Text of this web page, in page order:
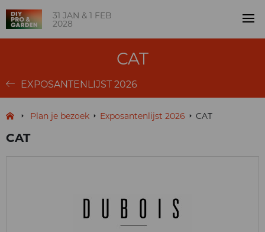
31 JAN & 1 FEB
2028
CAT
EXPOSANTENLIJST 2026
Plan je bezoek Exposantenlijst 2026 CAT
CAT